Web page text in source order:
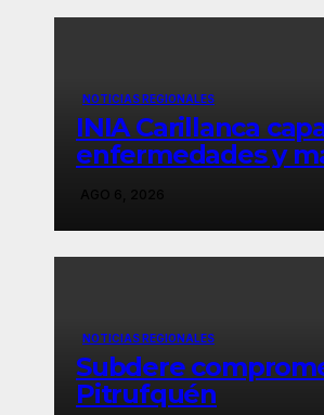
NOTICIAS REGIONALES
INIA Carillanca
enfermedades y
NOTICIAS REGIONALES
Subdere
Pitrufquén